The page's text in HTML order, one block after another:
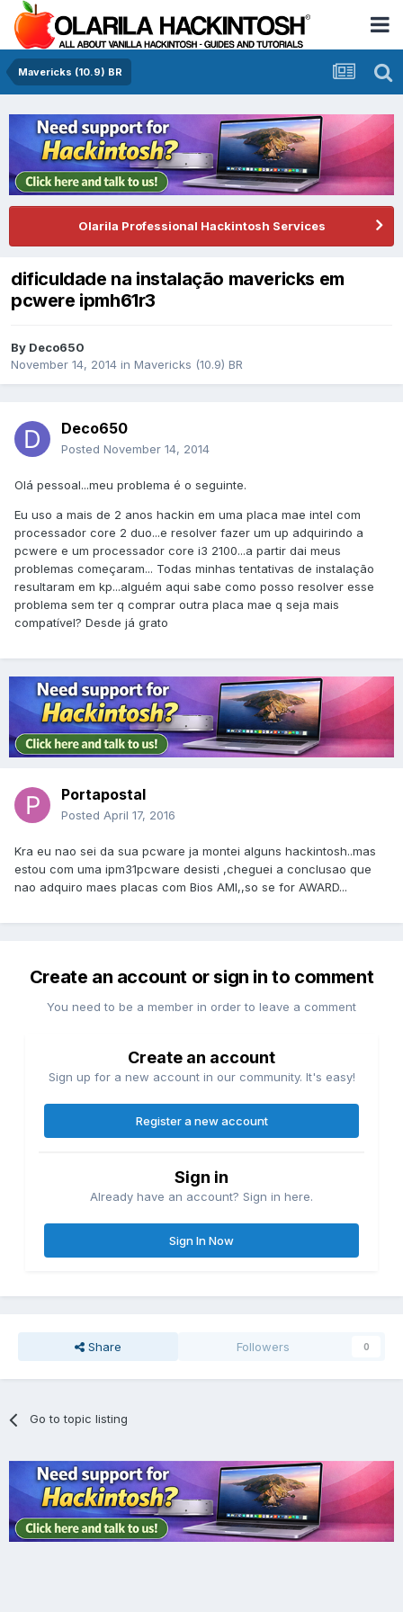
Mavericks (10.9) BR
Olarila Professional Hackintosh Services
dificuldade na instalação mavericks em
pcwere ipmh61r3
By Deco650
November 14, 2014 in Mavericks (10.9) BR
Deco650
Posted November 14, 2014
Olá pessoal...meu problema é o seguinte.
Eu uso a mais de 2 anos hackin em uma placa mae intel com
processador core 2 duo...e resolver fazer um up adquirindo a
pcwere e um processador core i3 2100...a partir dai meus
problemas começaram... Todas minhas tentativas de instalação
resultaram em kp...alguém aqui sabe como posso resolver esse
problema sem ter q comprar outra placa mae q seja mais
compatível? Desde já grato
Portapostal
Posted April 17, 2016
Kra eu nao sei da sua pcware ja montei alguns hackintosh..mas
estou com uma ipm31pcware desisti ,cheguei a conclusao que
nao adquiro maes placas com Bios AMI,,so se for AWARD...
Create an account or sign in to comment
You need to be a member in order to leave a comment
Create an account
Sign up for a new account in our community. It's easy!
Register a new account
Sign in
Already have an account? Sign in here.
Sign In Now
Share Followers 0
Go to topic listing